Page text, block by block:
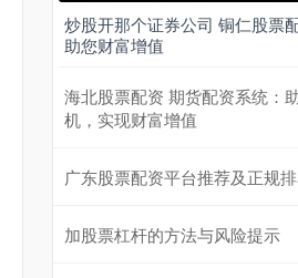
炒股开那个证券公司 铜仁股票
助您财富增值
海北股票配资 期货配资系统：
机，实现财富增值
广东股票配资平台推荐及正规
加股票杠杆的方法与风险提示